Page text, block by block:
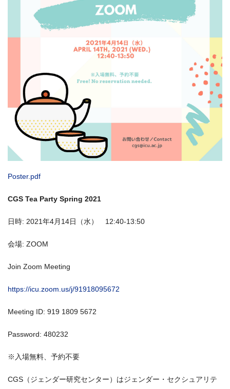
Poster.pdf
CGS Tea Party Spring 2021
日時: 2021年4月14日（水） 12:40-13:50
会場: ZOOM
Join Zoom Meeting
https://icu.zoom.us/j/91918095672
Meeting ID: 919 1809 5672
Password: 480232
※入場無料、予約不要
CGS（ジェンダー研究センター）はジェンダー・セクシュアリテ